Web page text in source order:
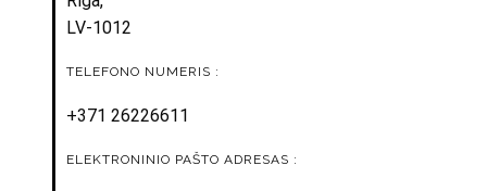
LV-1012
TELEFONO NUMERIS :
+371 26226611
ELEKTRONINIO PAŠTO ADRESAS :